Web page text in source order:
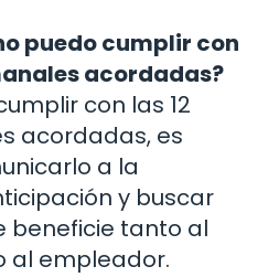
puedo cumplir con
acordadas?
con las 12
acordadas, es
a la
y buscar
beneficie tanto al
al empleador.